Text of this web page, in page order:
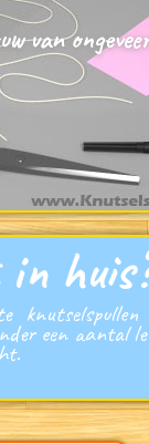
van
een aantal